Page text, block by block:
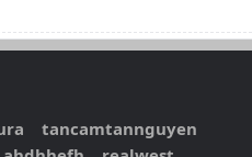
tancamtannguyen